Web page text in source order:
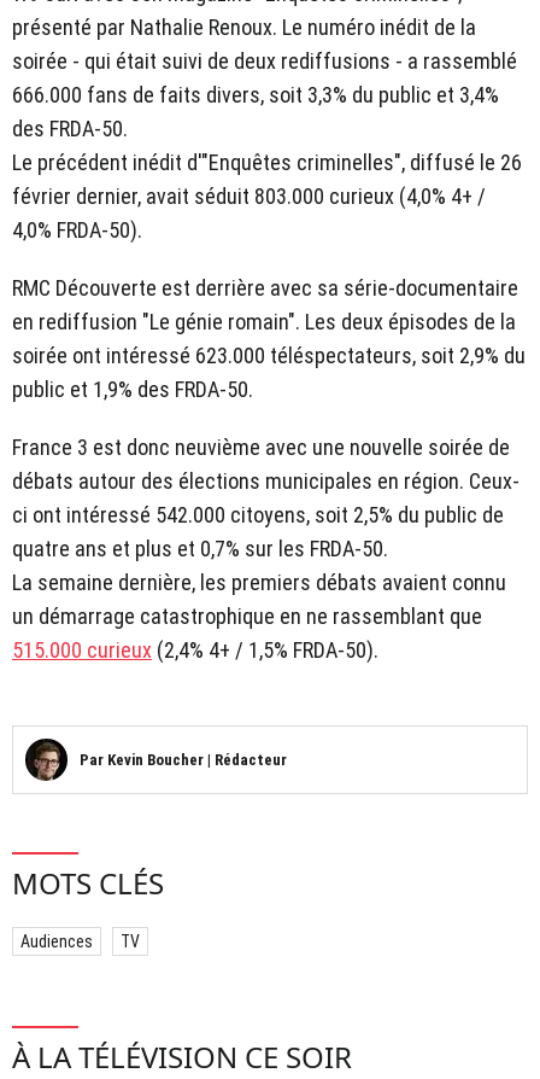
présenté par Nathalie Renoux. Le numéro inédit de la
soirée - qui était suivi de deux rediffusions - a rassemblé
666.000 fans de faits divers, soit 3,3% du public et 3,4%
des FRDA-50.
Le précédent inédit d'"Enquêtes criminelles", diffusé le 26
février dernier, avait séduit 803.000 curieux (4,0% 4+ /
4,0% FRDA-50).
RMC Découverte est derrière avec sa série-documentaire
en rediffusion "Le génie romain". Les deux épisodes de la
soirée ont intéressé 623.000 téléspectateurs, soit 2,9% du
public et 1,9% des FRDA-50.
France 3 est donc neuvième avec une nouvelle soirée de
débats autour des élections municipales en région. Ceux-
ci ont intéressé 542.000 citoyens, soit 2,5% du public de
quatre ans et plus et 0,7% sur les FRDA-50.
La semaine dernière, les premiers débats avaient connu
un démarrage catastrophique en ne rassemblant que
515.000 curieux (2,4% 4+ / 1,5% FRDA-50).
Par Kevin Boucher | Rédacteur
MOTS CLÉS
Audiences TV
À LA TÉLÉVISION CE SOIR